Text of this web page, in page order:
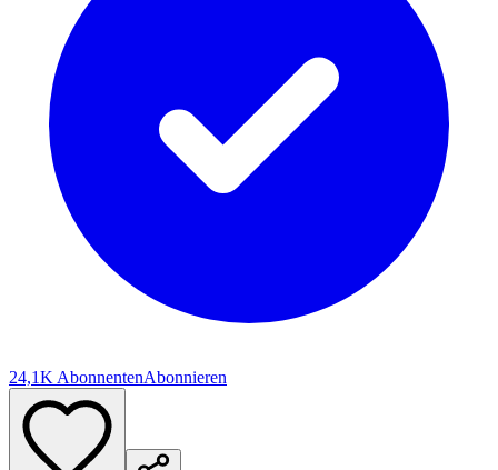
24,1K AbonnentenAbonnieren